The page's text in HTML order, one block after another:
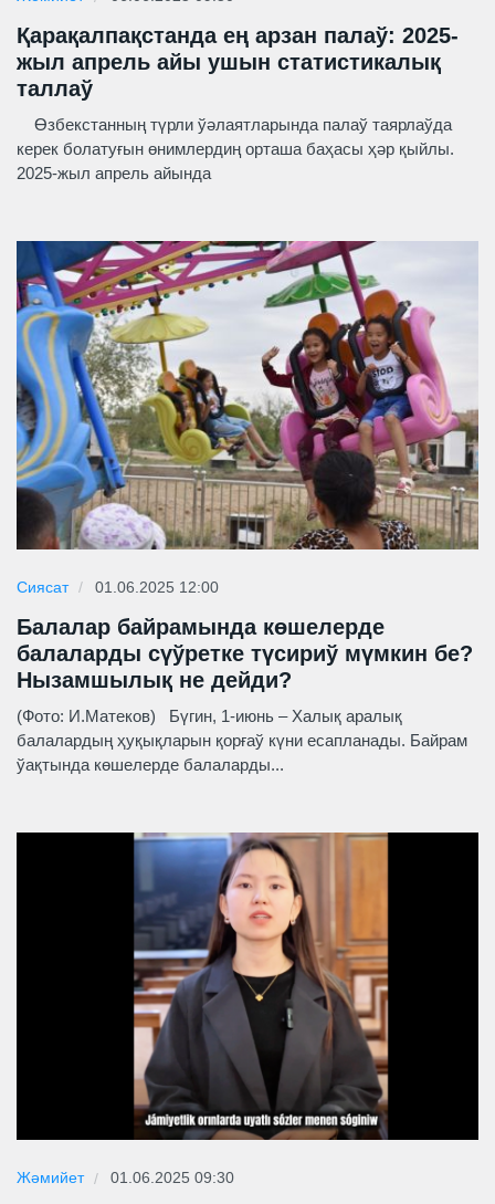
Қарақалпақстанда ең арзан палаў: 2025-
жыл апрель айы ушын статистикалық
таллаў
Өзбекстанның түрли ўәлаятларында палаў таярлаўда
керек болатуғын өнимлердиң орташа баҳасы ҳәр қыйлы.
2025-жыл апрель айында
Сиясат 01.06.2025 12:00
Балалар байрамында көшелерде
балаларды сүўретке түсириў мүмкин бе?
Нызамшылық не дейди?
(Фото: И.Матеков) Бүгин, 1-июнь – Халық аралық
балалардың ҳуқықларын қорғаў күни есапланады. Байрам
ўақтында көшелерде балаларды...
Жәмийет 01.06.2025 09:30